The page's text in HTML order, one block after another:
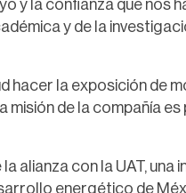
y la confianza que nos
y de la
hacer la exposición de
misión de la compañía
alianza con la UAT, una
energético de